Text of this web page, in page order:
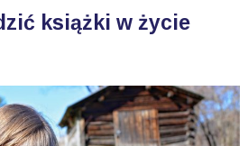
książki w życie